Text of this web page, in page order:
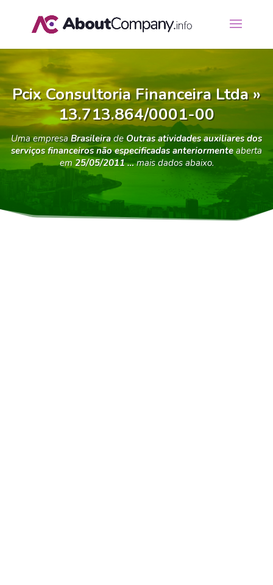
Pcix Consultoria Financeira Ltda »
13.713.864/0001-00
Uma empresa BrasileiradeOutras atividades auxiliares dos
serviços financeiros não especificadas anteriormenteaberta
em 25/05/2011 …mais dados abaixo.